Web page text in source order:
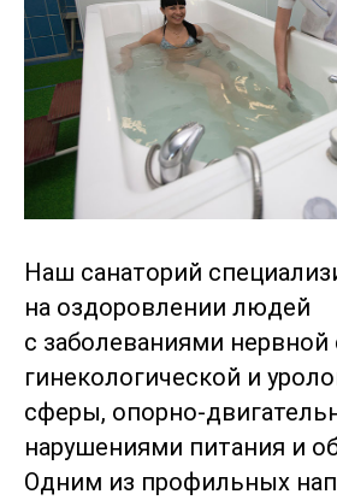
Наш санаторий
на оздоровлении людей
с заболеваниями
гинекологической и
сферы, опорно-
нарушениями питания и
Одним из профильных